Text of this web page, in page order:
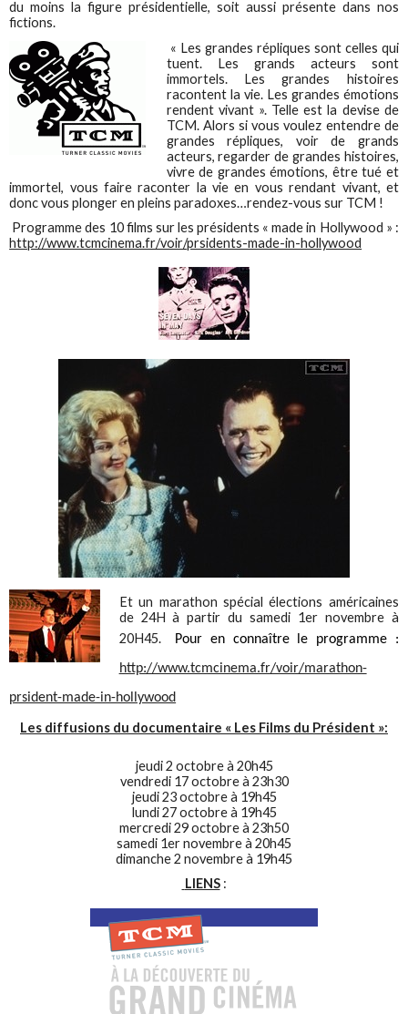
du moins la figure présidentielle, soit aussi présente dans nos
fictions.
« Les grandes répliques sont celles qui
tuent. Les grands acteurs sont
immortels. Les grandes histoires
racontent la vie. Les grandes émotions
rendent vivant ». Telle est la devise de
TCM. Alors si vous voulez entendre de
grandes répliques, voir de grands
acteurs, regarder de grandes histoires,
vivre de grandes émotions, être tué et
immortel, vous faire raconter la vie en vous rendant vivant, et
donc vous plonger en pleins paradoxes…rendez-vous sur TCM !
Programme des 10 films sur les présidents « made in Hollywood » :
http://www.tcmcinema.fr/voir/prsidents-made-in-hollywood
Et un marathon spécial élections américaines
de 24H à partir du samedi 1er novembre à
20H45.
Pour en connaître le programme :
http://www.tcmcinema.fr/voir/marathon-
prsident-made-in-hollywood
Les diffusions du documentaire « Les Films du Président »:
jeudi 2 octobre à 20h45
vendredi 17 octobre à 23h30
jeudi 23 octobre à 19h45
lundi 27 octobre à 19h45
mercredi 29 octobre à 23h50
samedi 1er novembre à 20h45
dimanche 2 novembre à 19h45
LIENS: